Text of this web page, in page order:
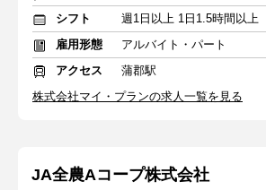
シフト
週1日以上 1日1.5時間以上
雇用形態
アルバイト・パート
アクセス
蒲郡駅
株式会社マイ・プランの求人一覧を見る
JA全農Aコープ株式会社